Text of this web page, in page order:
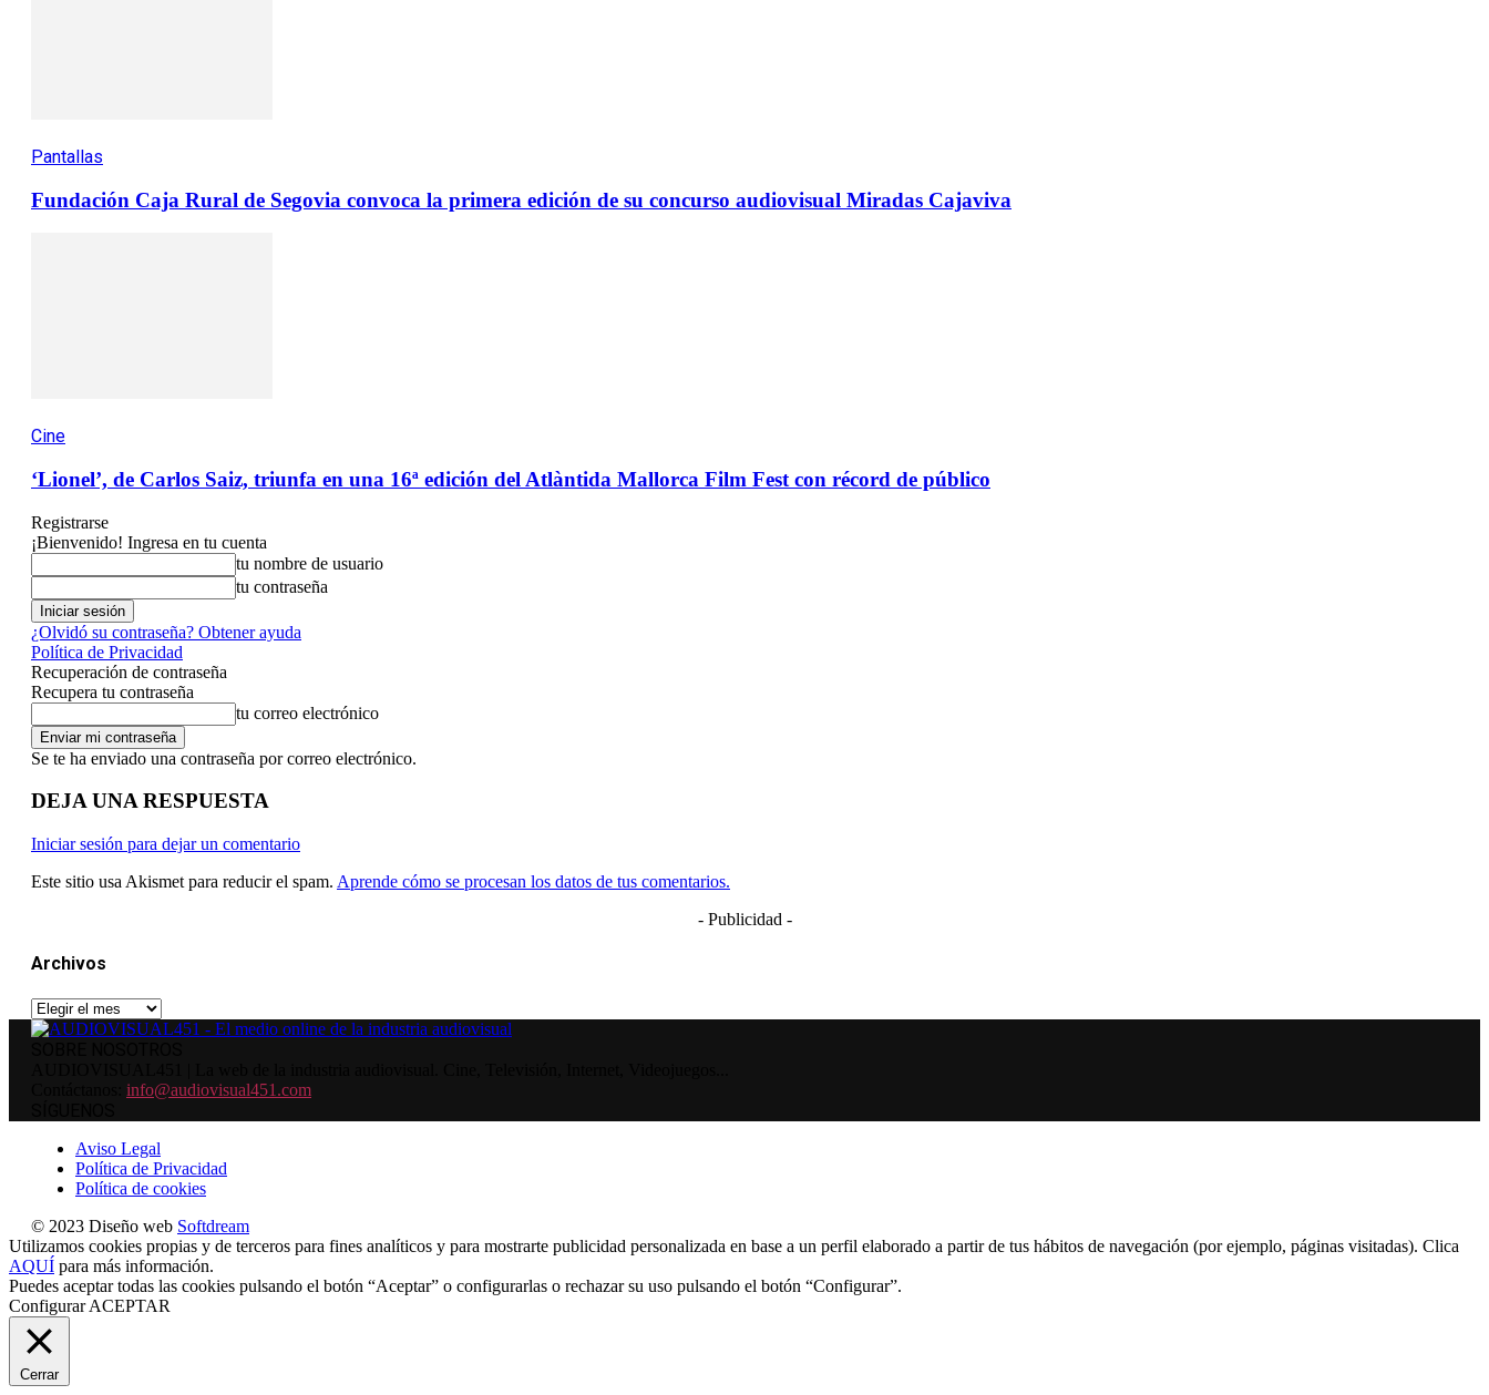
Pantallas
Fundación Caja Rural de Segovia convoca la primera edición de su concurso audiovisual Miradas Cajaviva
Cine
‘Lionel’, de Carlos Saiz, triunfa en una 16ª edición del Atlàntida Mallorca Film Fest con récord de público
Registrarse
¡Bienvenido! Ingresa en tu cuenta
tu nombre de usuario
tu contraseña
¿Olvidó su contraseña? Obtener ayuda
Política de Privacidad
Recuperación de contraseña
Recupera tu contraseña
tu correo electrónico
Se te ha enviado una contraseña por correo electrónico.
DEJA UNA RESPUESTA
Iniciar sesión para dejar un comentario
Este sitio usa Akismet para reducir el spam. Aprende cómo se procesan los datos de tus comentarios.
- Publicidad -
Archivos
Archivos
info@audiovisual451.com
Aviso Legal
Política de Privacidad
Política de cookies
© 2023 Diseño web Softdream
Utilizamos cookies propias y de terceros para fines analíticos y para mostrarte publicidad personalizada en base a un perfil elaborado a partir de tus hábitos de navegación (por ejemplo, páginas visitadas). Clica
AQUÍ para más información.
Puedes aceptar todas las cookies pulsando el botón “Aceptar” o configurarlas o rechazar su uso pulsando el botón “Configurar”.
Configurar ACEPTAR
Cerrar